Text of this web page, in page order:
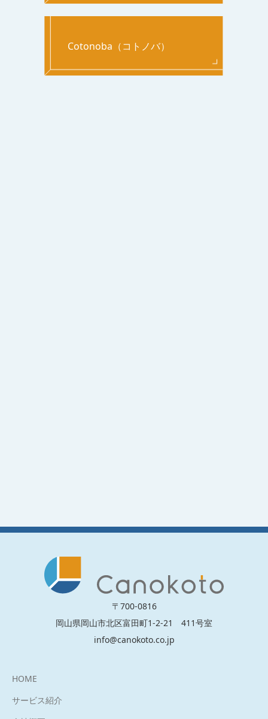
Cotonoba（コトノバ）
〒700-0816
岡山県岡山市北区富田町1-2-21 411号室
info@canokoto.co.jp
HOME
サービス紹介